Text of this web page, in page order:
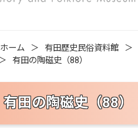
ホーム 有田歴史民俗資料館
有田の陶磁史（88）
有田の陶磁史（88）